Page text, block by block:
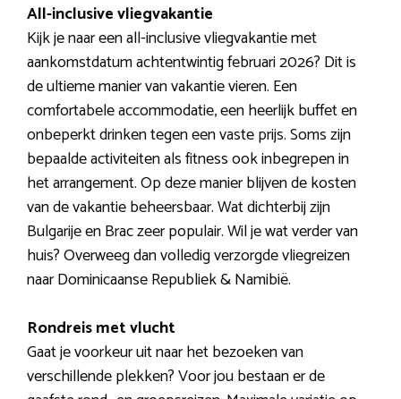
All-inclusive vliegvakantie
Kijk je naar een all-inclusive vliegvakantie met
aankomstdatum achtentwintig februari 2026? Dit is
de ultieme manier van vakantie vieren. Een
comfortabele accommodatie, een heerlijk buffet en
onbeperkt drinken tegen een vaste prijs. Soms zijn
bepaalde activiteiten als fitness ook inbegrepen in
het arrangement. Op deze manier blijven de kosten
van de vakantie beheersbaar. Wat dichterbij zijn
Bulgarije en Brac zeer populair. Wil je wat verder van
huis? Overweeg dan volledig verzorgde vliegreizen
naar Dominicaanse Republiek & Namibië.
Rondreis met vlucht
Gaat je voorkeur uit naar het bezoeken van
verschillende plekken? Voor jou bestaan er de